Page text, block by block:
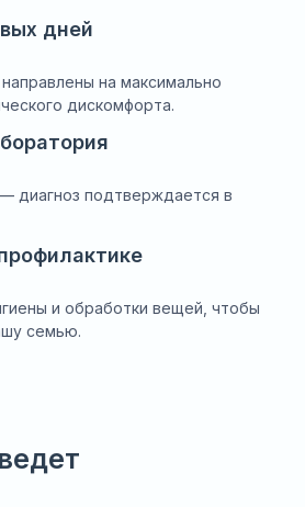
дней
на максимально
дискомфорта.
диагноз подтверждается в
и обработки вещей, чтобы
семью.